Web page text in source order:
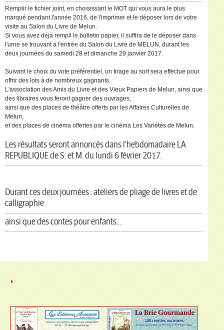
Remplir le fichier joint, en choisissant le MOT qui vous aura le plus
marqué pendant l'année 2016, de l'imprimer et le déposer lors de votre
visite au Salon du Livre de Melun.
Si vous avez déjà rempli le bulletin papier, il suffira de le déposer dans
l'urne se trouvant à l'entrée du Salon du Livre de MELUN, durant les
deux journées du samedi 28 et dimanche 29 janvier 2017.
Suivant le choix du vote préférentiel, un tirage au sort sera effectué pour
offrir des lots à de nombreux gagnants.
L'association des Amis du Livre et des Vieux Papiers de Melun, ainsi que
des libraires vous feront gagner des ouvrages,
ainsi que des places de théâtre offerts par les Affaires Culturelles de
Melun,
et des places de cinéma offertes par le cinéma Les Variétés de Melun.
Les résultats seront annoncés dans l'hebdomadaire LA
REPUBLIQUE de S. et M. du lundi 6 février 2017.
Durant ces deux journées : ateliers de pliage de livres et de
calligraphie
ainsi que des contes pour enfants...
.